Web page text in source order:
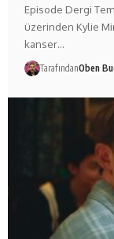
Episode Dergi
üzerinden Kylie
kanser…
TarafındanOben